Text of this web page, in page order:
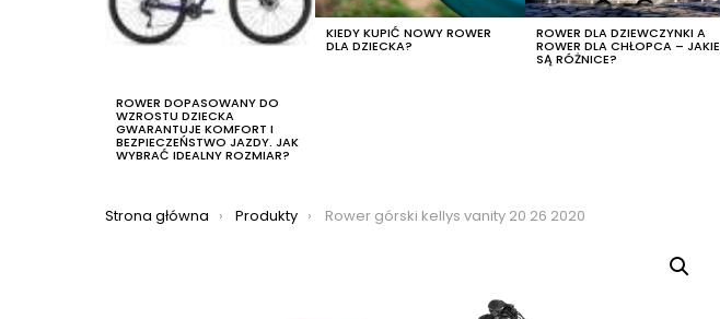
ROWER DOPASOWANY DO
WZROSTU DZIECKA
GWARANTUJE KOMFORT I
BEZPIECZEŃSTWO JAZDY. JAK
WYBRAĆ IDEALNY ROZMIAR?
KIEDY KUPIĆ NOWY ROWER
DLA DZIECKA?
ROWER DLA DZIEWCZYNKI A
ROWER DLA CHŁOPCA – JAKIE
SĄ RÓŻNICE?
Jesteś tutaj:
Strona główna Produkty Rower górski kellys vanity 20 26 2020